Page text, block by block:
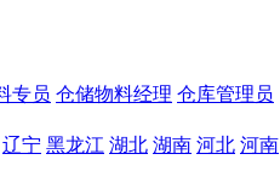
专员 仓储物料经理 仓库管理员
辽宁 黑龙江 湖北 湖南 河北 河南